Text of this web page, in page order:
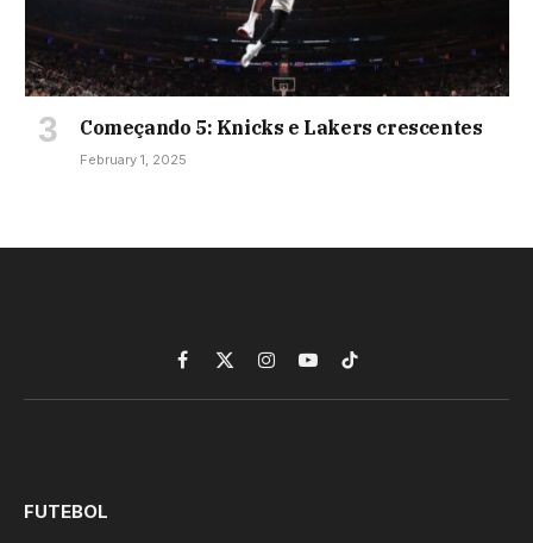
Começando 5: Knicks e Lakers crescentes
February 1, 2025
Facebook
X
(Twitter)
InstagramYouTubeTikTok
FUTEBOL